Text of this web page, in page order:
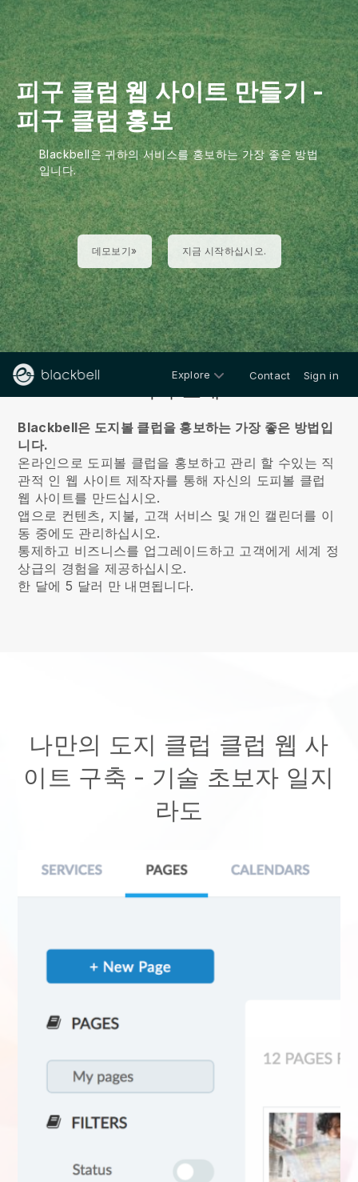
피구 클럽 웹 사이트 만들기-
피구 클럽 홍보
Blackbell은 귀하의 서비스를 홍보하는 가장 좋은 방법
입니다.
데모보기» 지금 시작하십시오.
Explore Contact Sign in
Blackbell은 도지볼 클럽을 홍보하는 가장 좋은 방법입
니다.
온라인으로 도피볼 클럽을 홍보하고 관리 할 수있는 직
관적 인 웹 사이트 제작자를 통해 자신의 도피볼 클럽
웹 사이트를 만드십시오.
앱으로 컨텐츠, 지불, 고객 서비스 및 개인 캘린더를 이
동 중에도 관리하십시오.
통제하고 비즈니스를 업그레이드하고 고객에게 세계 정
상급의 경험을 제공하십시오.
한 달에 5 달러 만 내면됩니다.
나만의 도지 클럽 클럽 웹 사
이트 구축 - 기술 초보자 일지
라도